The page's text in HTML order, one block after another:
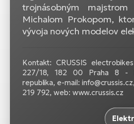
trojnásobným
Michalom Prokopom,
vývoja nových modelov
Kontakt: CRUSSIS
227/18, 182 00 Praha 8 -
republika, e-mail:
219 792, web: www.crussis.cz